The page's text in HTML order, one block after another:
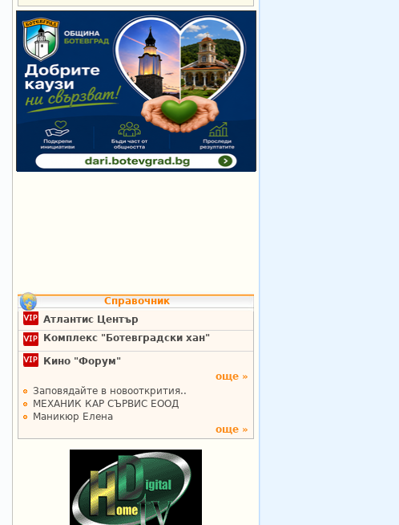
Справочник
Атлантис Център
Комплекс "Ботевградски хан"
Кино "Форум"
още »
Заповядайте в новооткрития..
МЕХАНИК КАР СЪРВИС ЕООД
Маникюр Елена
още »